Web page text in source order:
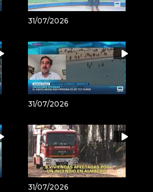
31/07/2026
31/07/2026
31/07/2026